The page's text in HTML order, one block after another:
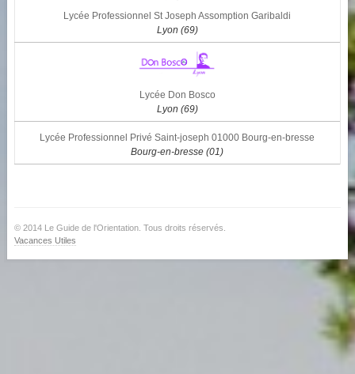
Lycée Professionnel St Joseph Assomption Garibaldi
Lyon (69)
Lycée Don Bosco
Lyon (69)
Lycée Professionnel Privé Saint-joseph 01000 Bourg-en-bresse
Bourg-en-bresse (01)
© 2014 Le Guide de l'Orientation. Tous droits réservés.
Vacances Utiles